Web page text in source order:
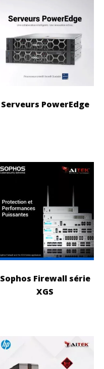
Serveurs PowerEdge
Sophos Firewall série
XGS